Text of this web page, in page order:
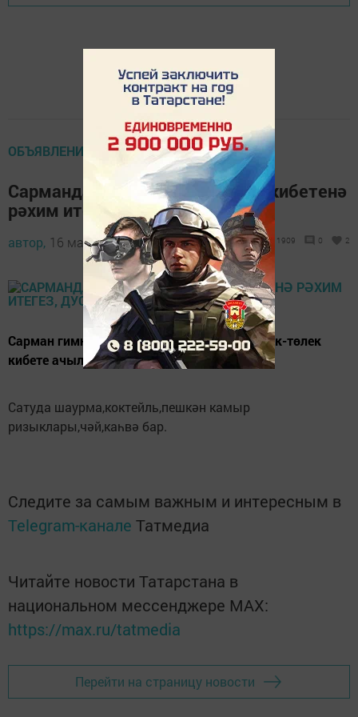
ОБЪЯВЛЕНИЯ
Сарманда "АЛИСА" азык-төлек кибетенә
рәхим итегез, дуслар!
автор, 16 март 2018 - 11:16 1909 0 2
Сарман гимназиясе каршында "АЛИСА" азык-төлек
кибете ачылды.
Сатуда шаурма,коктейль,пешкән камыр
ризыклары,чәй,каһвә бар.
Следите за самым важным и интересным в
Telegram-канале Татмедиа
Читайте новости Татарстана в
национальном мессенджере MАХ:
https://max.ru/tatmedia
Перейти на страницу новости